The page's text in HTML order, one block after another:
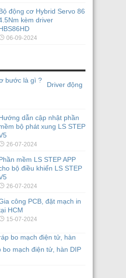
động cơ Hybrid Servo 86
kèm driver
06-09-2024
Driver động
dẫn cập nhật phần
bộ phát xung LS STEP
26-07-2024
mềm LS STEP APP
bộ điều khiển LS STEP
26-07-2024
công PCB, đặt mạch in
HCM
15-07-2024
bo mạch điện tử, hàn DIP